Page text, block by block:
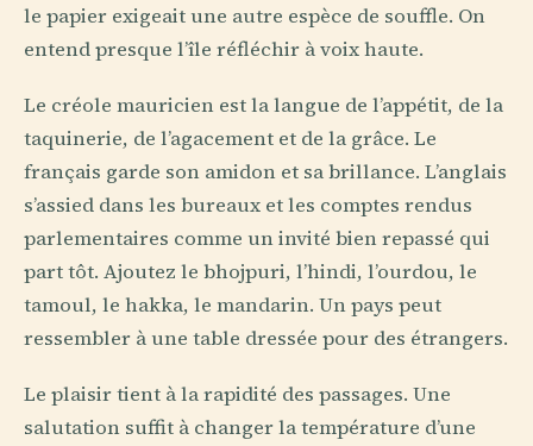
le papier exigeait une autre espèce de souffle. On
entend presque l’île réfléchir à voix haute.
Le créole mauricien est la langue de l’appétit, de la
taquinerie, de l’agacement et de la grâce. Le
français garde son amidon et sa brillance. L’anglais
s’assied dans les bureaux et les comptes rendus
parlementaires comme un invité bien repassé qui
part tôt. Ajoutez le bhojpuri, l’hindi, l’ourdou, le
tamoul, le hakka, le mandarin. Un pays peut
ressembler à une table dressée pour des étrangers.
Le plaisir tient à la rapidité des passages. Une
salutation suffit à changer la température d’une